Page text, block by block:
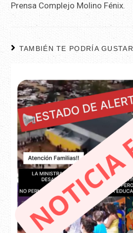
Prensa Complejo Molino Fénix.
TAMBIÉN TE PODRÍA GUSTAR